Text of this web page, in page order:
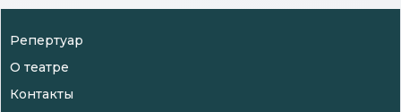
Репертуар
О театре
Контакты